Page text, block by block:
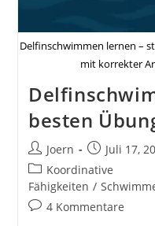
Delfinschwimmen lernen –
mit korrekter
besten
Beitrags-
Autor:
Joern
Beitrag
veröffentlicht:
Juli 17,
Beitrags-
Kategorie:
Koordinative
Fähigkeiten /
Beitrags-
4 Kommentare